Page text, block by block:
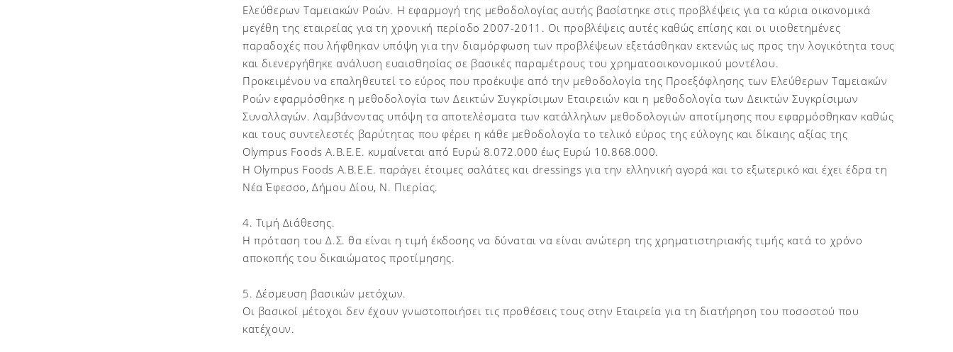
Ελεύθερων Ταμειακών Ροών. Η εφαρμογή της μεθοδολογίας αυτής βασίστηκε στις προβλέψεις για τα κύρια οικονομικά
μεγέθη της εταιρείας για τη χρονική περίοδο 2007-2011. Οι προβλέψεις αυτές καθώς επίσης και οι υιοθετημένες
παραδοχές που λήφθηκαν υπόψη για την διαμόρφωση των προβλέψεων εξετάσθηκαν εκτενώς ως προς την λογικότητα τους
και διενεργήθηκε ανάλυση ευαισθησίας σε βασικές παραμέτρους του χρηματοοικονομικού μοντέλου.
Προκειμένου να επαληθευτεί το εύρος που προέκυψε από την μεθοδολογία της Προεξόφλησης των Ελεύθερων Ταμειακών
Ροών εφαρμόσθηκε η μεθοδολογία των Δεικτών Συγκρίσιμων Εταιρειών και η μεθοδολογία των Δεικτών Συγκρίσιμων
Συναλλαγών. Λαμβάνοντας υπόψη τα αποτελέσματα των κατάλληλων μεθοδολογιών αποτίμησης που εφαρμόσθηκαν καθώς
και τους συντελεστές βαρύτητας που φέρει η κάθε μεθοδολογία το τελικό εύρος της εύλογης και δίκαιης αξίας της
Olympus Foods A.B.E.E. κυμαίνεται από Ευρώ 8.072.000 έως Ευρώ 10.868.000.
H Olympus Foods A.B.E.E. παράγει έτοιμες σαλάτες και dressings για την ελληνική αγορά και το εξωτερικό και έχει έδρα τη
Νέα Έφεσσο, Δήμου Δίου, Ν. Πιερίας.
4. Τιμή Διάθεσης.
Η πρόταση του Δ.Σ. θα είναι η τιμή έκδοσης να δύναται να είναι ανώτερη της χρηματιστηριακής τιμής κατά το χρόνο
αποκοπής του δικαιώματος προτίμησης.
5. Δέσμευση βασικών μετόχων.
Οι βασικοί μέτοχοι δεν έχουν γνωστοποιήσει τις προθέσεις τους στην Εταιρεία για τη διατήρηση του ποσοστού που
κατέχουν.